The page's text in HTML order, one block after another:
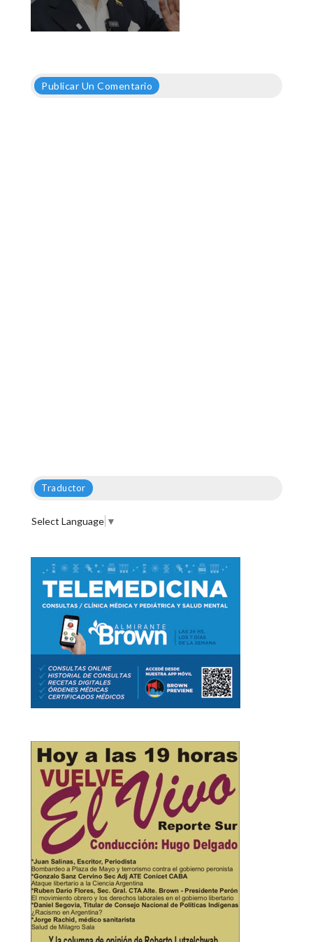
Publicar Un Comentario
Traductor
Select Language ▼